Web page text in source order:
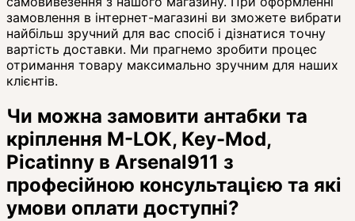
замовлення в інтернет-магазині ви зможете вибрати
найбільш зручний для вас спосіб і дізнатися точну
вартість доставки. Ми прагнемо зробити процес
отримання товару максимально зручним для наших
клієнтів.
Чи можна замовити антабки та
кріплення M-LOK, Key-Mod,
Picatinny в Arsenal911 з
професійною консультацією та які
умови оплати доступні?